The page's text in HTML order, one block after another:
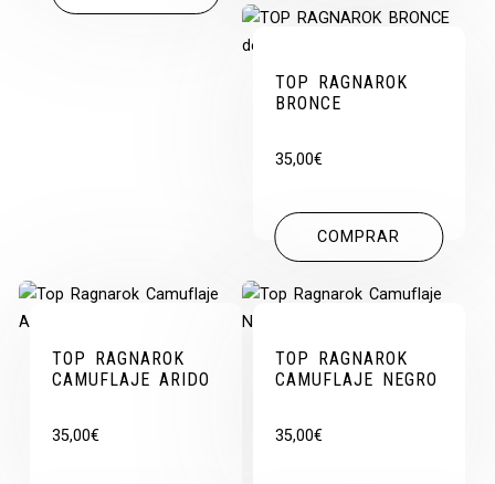
TOP RAGNAROK
BRONCE
35,00€
COMPRAR
TOP RAGNAROK
CAMUFLAJE ARIDO
35,00€
TOP RAGNAROK
CAMUFLAJE NEGRO
35,00€